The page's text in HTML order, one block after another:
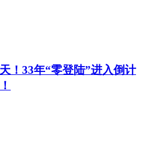
！33年“零登陆”进入倒计